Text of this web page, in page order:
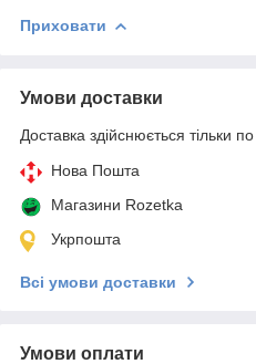
Приховати
Умови доставки
Доставка здійснюється тільки
Нова Пошта
Магазини Rozetka
Укрпошта
Всі умови доставки
Умови оплати